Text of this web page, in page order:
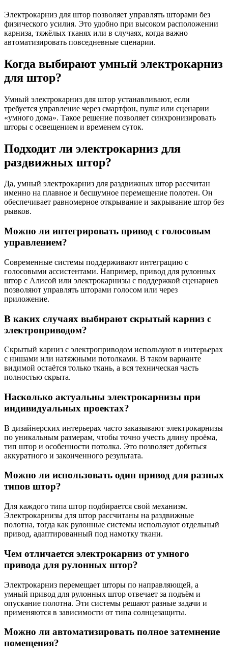
Электрокарниз для штор позволяет управлять шторами без
физического усилия. Это удобно при высоком расположении
карниза, тяжёлых тканях или в случаях, когда важно
автоматизировать повседневные сценарии.
Когда выбирают умный электрокарниз
для штор?
Умный электрокарниз для штор устанавливают, если
требуется управление через смартфон, пульт или сценарии
«умного дома». Такое решение позволяет синхронизировать
шторы с освещением и временем суток.
Подходит ли электрокарниз для
раздвижных штор?
Да, умный электрокарниз для раздвижных штор рассчитан
именно на плавное и бесшумное перемещение полотен. Он
обеспечивает равномерное открывание и закрывание штор без
рывков.
Можно ли интегрировать привод с голосовым
управлением?
Современные системы поддерживают интеграцию с
голосовыми ассистентами. Например, привод для рулонных
штор с Алисой или электрокарнизы с поддержкой сценариев
позволяют управлять шторами голосом или через
приложение.
В каких случаях выбирают скрытый карниз с
электроприводом?
Скрытый карниз с электроприводом используют в интерьерах
с нишами или натяжными потолками. В таком варианте
видимой остаётся только ткань, а вся техническая часть
полностью скрыта.
Насколько актуальны электрокарнизы при
индивидуальных проектах?
В дизайнерских интерьерах часто заказывают электрокарнизы
по уникальным размерам, чтобы точно учесть длину проёма,
тип штор и особенности потолка. Это позволяет добиться
аккуратного и законченного результата.
Можно ли использовать один привод для разных
типов штор?
Для каждого типа штор подбирается свой механизм.
Электрокарнизы для штор рассчитаны на раздвижные
полотна, тогда как рулонные системы используют отдельный
привод, адаптированный под намотку ткани.
Чем отличается электрокарниз от умного
привода для рулонных штор?
Электрокарниз перемещает шторы по направляющей, а
умный привод для рулонных штор отвечает за подъём и
опускание полотна. Эти системы решают разные задачи и
применяются в зависимости от типа солнцезащиты.
Можно ли автоматизировать полное затемнение
помещения?